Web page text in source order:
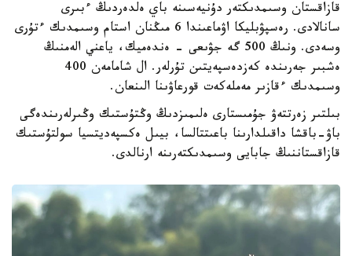
قازاقستان وسىمدىكتەر دۇنيەسىنە باي ەلدەردىڭ ءبىرى
سانالادى. رەسپۋبليكا اۋماعىندا 6 مىڭنان استام وسىمدىك ءتۇرى
وسەدى. ونىڭ 500 گە جۋىعى - ەندەميك، ياعني الەمنىڭ
ەشبىر جەرىندە كەزدەسپەيتىن تۇرلەر. ال شامامەن 400
وسىمدىك ءقازىر مەملەكەت قورعاۋىنا الىنعان.
بىلتىر زەرتتەۋ جۇمىستارى ەلىمىزدىڭ وڭتۇستىك وڭىرلەرىندەگى
باۋ-باقشا داقىلدارىنا باعىتتالسا، بيىل ەكسپەديتسيا سولتۇستىك
قازاقستاننىڭ جابايى وسىمدىكتەرىنە ارنالدى.